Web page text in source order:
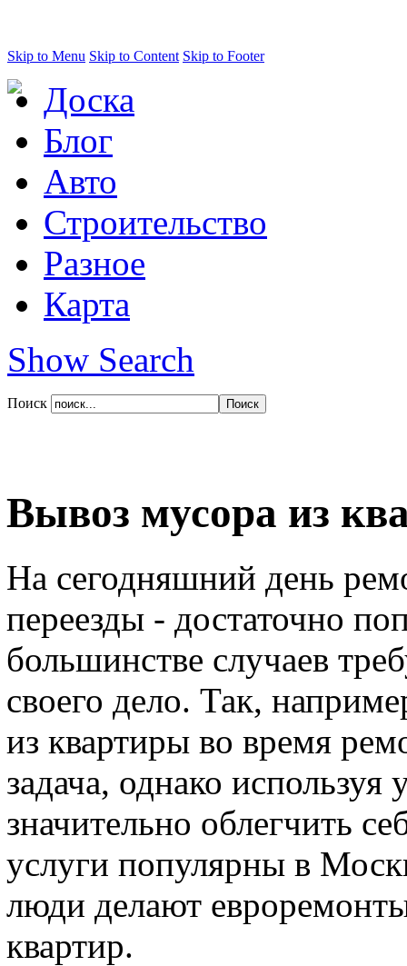
Skip to Menu Skip to Content Skip to Footer
Доска
Блог
Авто
Строительство
Разное
Карта
Show Search
Поиск
Вывоз мусора из
На сегодняшний день
переезды - достаточно
большинстве случаев
своего дело. Так,
из квартиры во время
задача, однако
значительно облегчить
услуги популярны в
люди делают
квартир.